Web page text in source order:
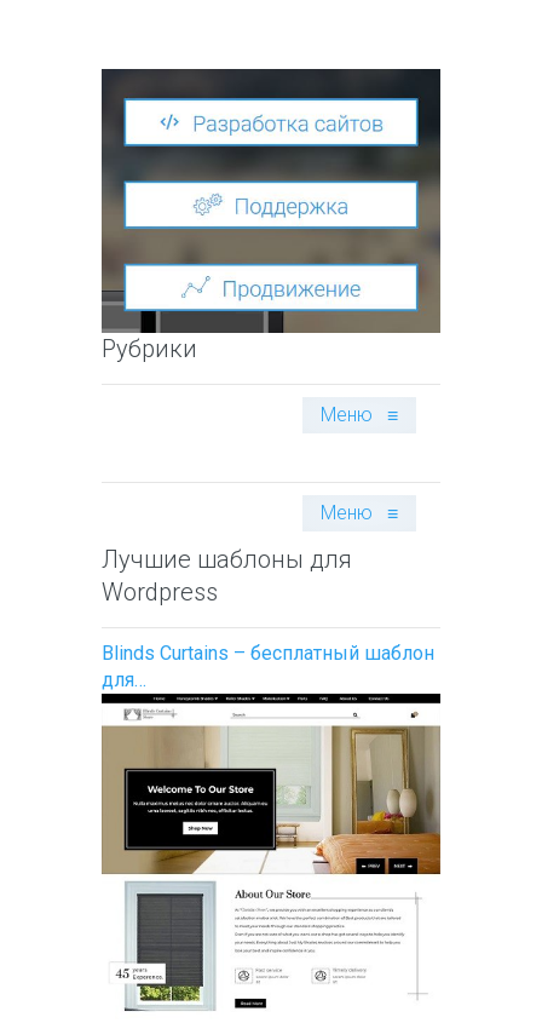
Рубрики
Меню ≡
Меню ≡
Лучшие шаблоны для
Wordpress
Blinds Curtains – бесплатный шаблон
для…